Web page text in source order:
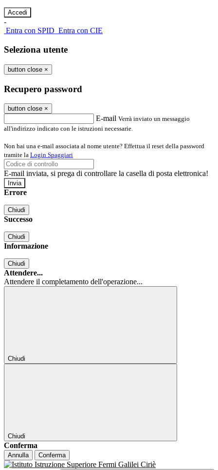
-
Entra con SPID Entra con CIE
Seleziona utente
button close ×
Recupero password
button close ×
E-mail Verrà inviato un messaggio
all'indirizzo indicato con le istruzioni necessarie.
Non hai una e-mail associata al nome utente? Effettua il reset della password
tramite la Login Spaggiari
E-mail inviata, si prega di controllare la casella di posta elettronica!
Errore
Chiudi
Successo
Chiudi
Informazione
Chiudi
Attendere...
Attendere il completamento dell'operazione...
Chiudi
Chiudi
Conferma
Annulla Conferma